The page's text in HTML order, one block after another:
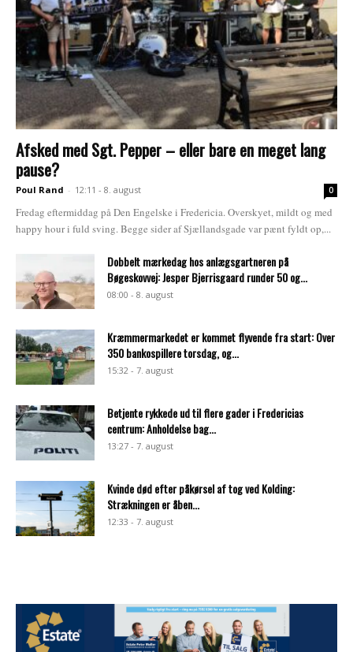
Afsked med Sgt. Pepper – eller bare en meget lang
pause?
Poul Rand - 12:11 - 8. august 0
Fredag eftermiddag på Den Engelske i Fredericia. Overskyet, mildt og med
happy hour i fuld sving. Begge sider af Sjællandsgade var pænt fyldt op,...
Dobbelt mærkedag hos anlægsgartneren på
Bøgeskovvej: Jesper Bjerrisgaard runder 50 og...
08:00 - 8. august
Kræmmermarkedet er kommet flyvende fra start: Over
350 bankospillere torsdag, og...
15:32 - 7. august
Betjente rykkede ud til flere gader i Fredericias
centrum: Anholdelse bag...
13:27 - 7. august
Kvinde død efter påkørsel af tog ved Kolding:
Strækningen er åben...
12:33 - 7. august